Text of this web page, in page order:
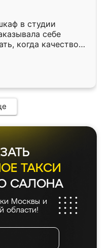
в студии
себе
когда качеством
кухня уже почти
ТАКСИ
САЛОНА
Москвы и
области!